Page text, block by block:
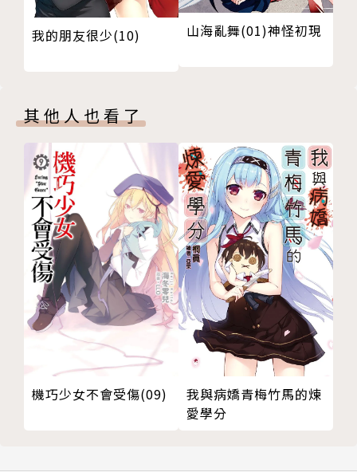
我的朋友很少(10) 山海亂舞(01)神怪初現
其他人也看了
機巧少女不會受傷(09)
我與病嬌青梅竹馬的煉
愛學分